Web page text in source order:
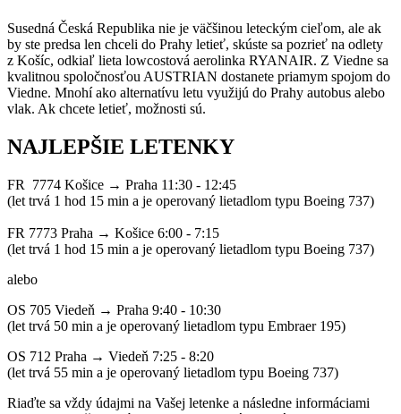
Susedná Česká Republika nie je väčšinou leteckým cieľom, ale ak
by ste predsa len chceli do Prahy letieť, skúste sa pozrieť na odlety
z Košíc, odkiaľ lieta lowcostová aerolinka RYANAIR. Z Viedne sa
kvalitnou spoločnosťou AUSTRIAN dostanete priamym spojom do
Viedne. Mnohí ako alternatívu letu využijú do Prahy autobus alebo
vlak. Ak chcete letieť, možnosti sú.
NAJLEPŠIE LETENKY
FR 7774 Košice → Praha 11:30 - 12:45
(let trvá 1 hod 15 min a je operovaný lietadlom typu Boeing 737)
FR 7773 Praha → Košice 6:00 - 7:15
(let trvá 1 hod 15 min a je operovaný lietadlom typu Boeing 737)
alebo
OS 705 Viedeň → Praha 9:40 - 10:30
(let trvá 50 min a je operovaný lietadlom typu Embraer 195)
OS 712 Praha → Viedeň 7:25 - 8:20
(let trvá 55 min a je operovaný lietadlom typu Boeing 737)
Riaďte sa vždy údajmi na Vašej letenke a následne informáciami